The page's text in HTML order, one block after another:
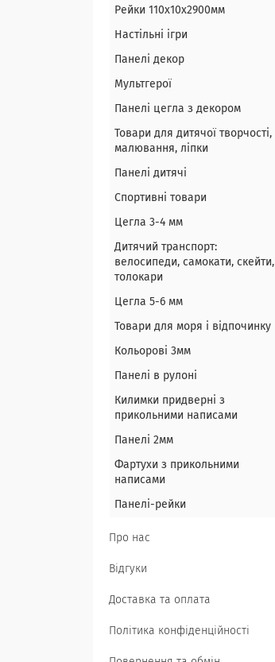
Рейки 110х10х2900мм
Настільні ігри
Панелі декор
Мультгерої
Панелі цегла з декором
Товари для дитячої творчості,
малювання, ліпки
Панелі дитячі
Спортивні товари
Цегла 3-4 мм
Дитячий транспорт:
велосипеди, самокати, скейти,
толокари
Цегла 5-6 мм
Товари для моря і відпочинку
Кольорові 3мм
Панелі в рулоні
Килимки придверні з
прикольними написами
Панелі 2мм
Фартухи з прикольними
написами
Панелі-рейки
Про нас
Відгуки
Доставка та оплата
Політика конфіденційності